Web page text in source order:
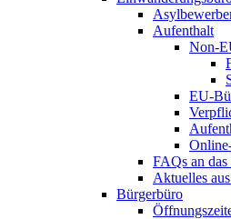
Aufenthalt
Non-
EU-
FAQs an
Aktuelles
Bürgerbüro